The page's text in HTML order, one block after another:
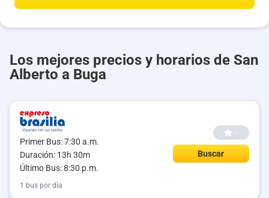
Los mejores precios y horarios de San
Alberto a Buga
Primer Bus: 7:30 a.m.
Duración: 13h 30m
Último Bus: 8:30 p.m.
--
Buscar
1 bus por día